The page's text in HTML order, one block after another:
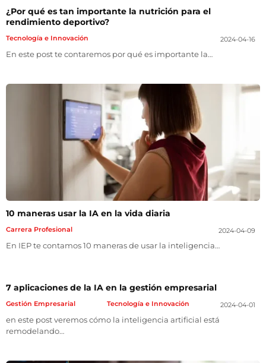
¿Por qué es tan importante la nutrición para el
rendimiento deportivo?
Tecnología e Innovación 2024-04-16
En este post te contaremos por qué es importante la…
10 maneras usar la IA en la vida diaria
Carrera Profesional 2024-04-09
En IEP te contamos 10 maneras de usar la inteligencia…
7 aplicaciones de la IA en la gestión empresarial
Gestión Empresarial Tecnología e Innovación 2024-04-01
en este post veremos cómo la inteligencia artificial está
remodelando…